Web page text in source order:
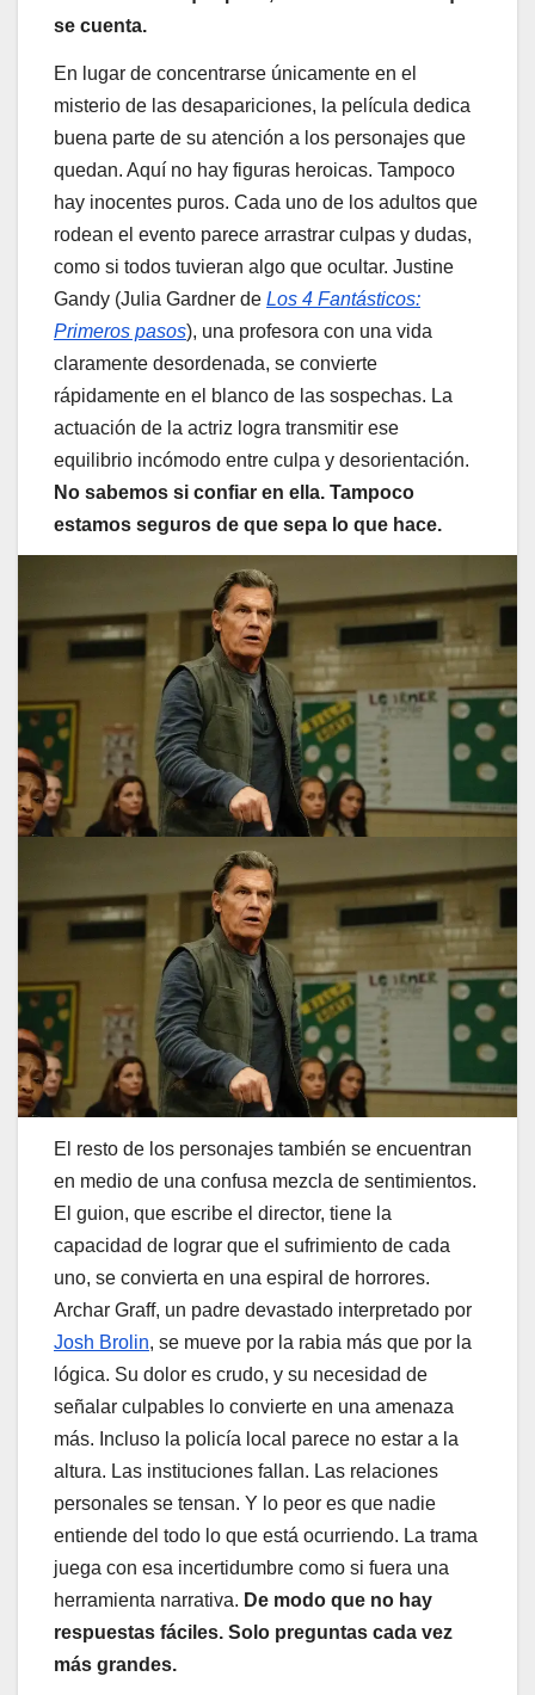
se cuenta.
En lugar de concentrarse únicamente en el
misterio de las desapariciones, la película dedica
buena parte de su atención a los personajes que
quedan. Aquí no hay figuras heroicas. Tampoco
hay inocentes puros. Cada uno de los adultos que
rodean el evento parece arrastrar culpas y dudas,
como si todos tuvieran algo que ocultar. Justine
Gandy (Julia Gardner de Los 4 Fantásticos:
Primeros pasos), una profesora con una vida
claramente desordenada, se convierte
rápidamente en el blanco de las sospechas. La
actuación de la actriz logra transmitir ese
equilibrio incómodo entre culpa y desorientación.
No sabemos si confiar en ella. Tampoco
estamos seguros de que sepa lo que hace.
El resto de los personajes también se encuentran
en medio de una confusa mezcla de sentimientos.
El guion, que escribe el director, tiene la
capacidad de lograr que el sufrimiento de cada
uno, se convierta en una espiral de horrores.
Archar Graff, un padre devastado interpretado por
Josh Brolin, se mueve por la rabia más que por la
lógica. Su dolor es crudo, y su necesidad de
señalar culpables lo convierte en una amenaza
más. Incluso la policía local parece no estar a la
altura. Las instituciones fallan. Las relaciones
personales se tensan. Y lo peor es que nadie
entiende del todo lo que está ocurriendo. La trama
juega con esa incertidumbre como si fuera una
herramienta narrativa. De modo que no hay
respuestas fáciles. Solo preguntas cada vez
más grandes.